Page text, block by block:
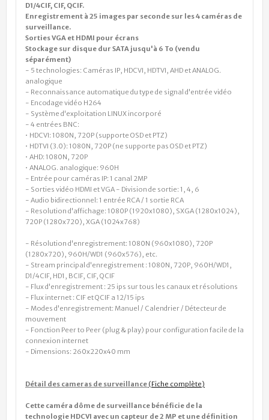
D1/4CIF, CIF, QCIF.
Enregistrement à 25 images par seconde sur les 4 caméras de
surveillance.
Sorties VGA et HDMI pour écrans
Stockage sur disque dur SATA jusqu'à 6 To (vendu
séparément)
- 5 technologies: Caméras IP, HDCVI, HDTVI, AHD et ANALOG.
analogique
- Reconnaissance automatique du type de signal d'entrée vidéo
- Encodage vidéo H264
- Système d'exploitation LINUX incorporé
- 4 entrées BNC:
• HDCVI: 1080N, 720P (supporte OSD et PTZ)
• HDTVI (3.0): 1080N, 720P (ne supporte pas OSD et PTZ)
• AHD: 1080N, 720P
• ANALOG. analogique: 960H
- Entrée pour caméras IP: 1 canal 2MP
- Sorties vidéo HDMI et VGA - Division de sortie: 1, 4, 6
- Audio bidirectionnel: 1 entrée RCA / 1 sortie RCA
- Resolution d'affichage: 1080P (1920x1080), SXGA (1280x1024),
720P (1280x720), XGA (1024x768)
- Résolution d'enregistrement: 1080N (960x1080), 720P
(1280x720), 960H/WD1 (960x576), etc.
- Stream principal d'enregistrement : 1080N, 720P, 960H/WD1,
D1/4CIF, HD1, BCIF, CIF, QCIF
- Flux d'enregistrement : 25 ips sur tous les canaux et résolutions
- Flux internet : CIF et QCIF a 12/15 ips
- Modes d'enregistrement: Manuel / Calendrier / Détecteur de
mouvement
- Fonction Peer to Peer (plug & play) pour configuration facile de la
connexion internet
- Dimensions: 260x220x40 mm
Détail des cameras de surveillance (Fiche complète)
Cette caméra dôme de surveillance bénéficie de la
technologie HDCVI avec un capteur de 2 MP et une définition